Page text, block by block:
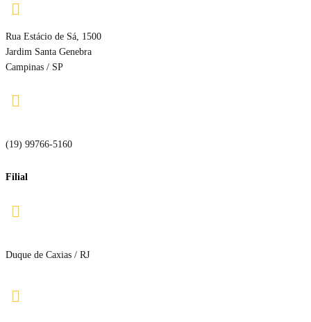

Rua Estácio de Sá, 1500
Jardim Santa Genebra
Campinas / SP

(19) 99766-5160
Filial

Duque de Caxias / RJ
